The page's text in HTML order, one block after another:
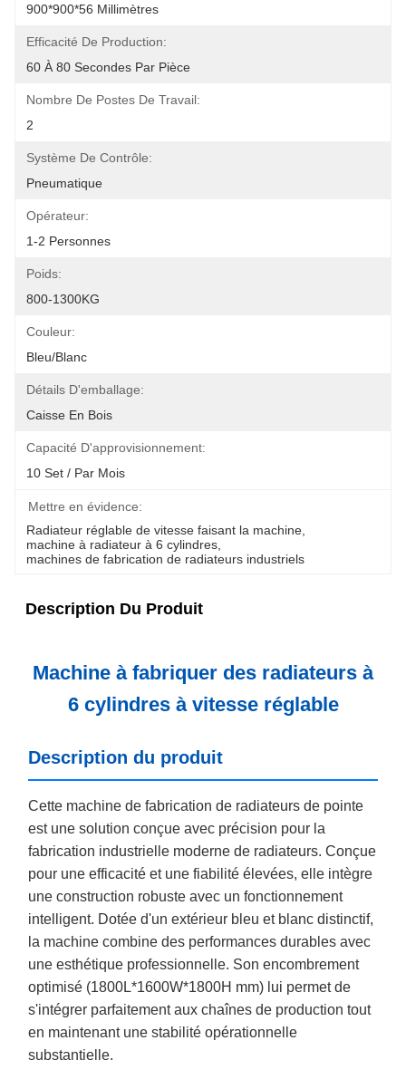
900*900*56 Millimètres
Efficacité De Production:
60 À 80 Secondes Par Pièce
Nombre De Postes De Travail:
2
Système De Contrôle:
Pneumatique
Opérateur:
1-2 Personnes
Poids:
800-1300KG
Couleur:
Bleu/blanc
Détails D'emballage:
Caisse En Bois
Capacité D'approvisionnement:
10 Set / Par Mois
Mettre en évidence:
Radiateur réglable de vitesse faisant la machine
machine à radiateur à 6 cylindres
machines de fabrication de radiateurs industriels
Description Du Produit
Machine à fabriquer des radiateurs à
6 cylindres à vitesse réglable
Description du produit
Cette machine de fabrication de radiateurs de pointe
est une solution conçue avec précision pour la
fabrication industrielle moderne de radiateurs. Conçue
pour une efficacité et une fiabilité élevées, elle intègre
une construction robuste avec un fonctionnement
intelligent. Dotée d'un extérieur bleu et blanc distinctif,
la machine combine des performances durables avec
une esthétique professionnelle. Son encombrement
optimisé (1800L*1600W*1800H mm) lui permet de
s'intégrer parfaitement aux chaînes de production tout
en maintenant une stabilité opérationnelle
substantielle.